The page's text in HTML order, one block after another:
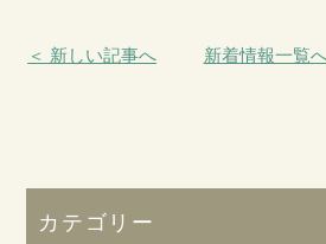
＜ 新しい記事へ 新着情報一覧
カテゴリー